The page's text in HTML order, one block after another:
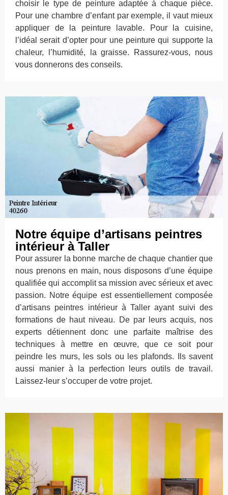
choisir le type de peinture adaptée à chaque pièce.
Pour une chambre d’enfant par exemple, il vaut mieux
appliquer de la peinture lavable. Pour la cuisine,
l’idéal serait d’opter pour une peinture qui supporte la
chaleur, l’humidité, la graisse. Rassurez-vous, nous
vous donnerons des conseils.
Notre équipe d’artisans peintres
intérieur à Taller
Pour assurer la bonne marche de chaque chantier que
nous prenons en main, nous disposons d’une équipe
qualifiée qui accomplit sa mission avec sérieux et avec
passion. Notre équipe est essentiellement composée
d’artisans peintres intérieur à Taller ayant suivi des
formations de haut niveau. De par leurs acquis, nos
experts détiennent donc une parfaite maîtrise des
techniques à mettre en œuvre, que ce soit pour
peindre les murs, les sols ou les plafonds. Ils savent
aussi manier à la perfection leurs outils de travail.
Laissez-leur s’occuper de votre projet.